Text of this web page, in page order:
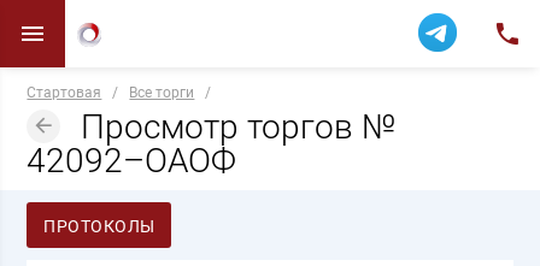
Стартовая / Все торги /
Просмотр торгов №
42092–ОАОФ
ПРОТОКОЛЫ